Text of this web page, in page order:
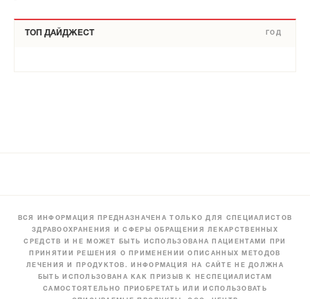
ТОП ДАЙДЖЕСТ ГОД
ВСЯ ИНФОРМАЦИЯ ПРЕДНАЗНАЧЕНА ТОЛЬКО ДЛЯ СПЕЦИАЛИСТОВ
ЗДРАВООХРАНЕНИЯ И СФЕРЫ ОБРАЩЕНИЯ ЛЕКАРСТВЕННЫХ
СРЕДСТВ И НЕ МОЖЕТ БЫТЬ ИСПОЛЬЗОВАНА ПАЦИЕНТАМИ ПРИ
ПРИНЯТИИ РЕШЕНИЯ О ПРИМЕНЕНИИ ОПИСАННЫХ МЕТОДОВ
ЛЕЧЕНИЯ И ПРОДУКТОВ. ИНФОРМАЦИЯ НА САЙТЕ НЕ ДОЛЖНА
БЫТЬ ИСПОЛЬЗОВАНА КАК ПРИЗЫВ К НЕСПЕЦИАЛИСТАМ
САМОСТОЯТЕЛЬНО ПРИОБРЕТАТЬ ИЛИ ИСПОЛЬЗОВАТЬ